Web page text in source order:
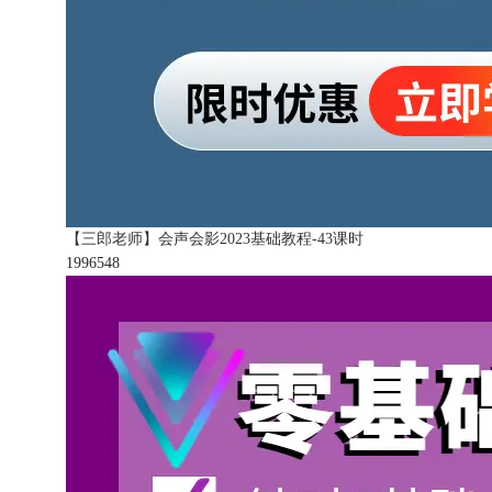
【三郎老师】会声会影2023基础教程-43课时
1996548